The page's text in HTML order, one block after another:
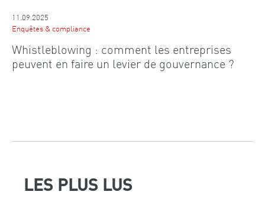
11.09.2025
Enquêtes & compliance
Whistleblowing : comment les entreprises
peuvent en faire un levier de gouvernance ?
LES PLUS LUS